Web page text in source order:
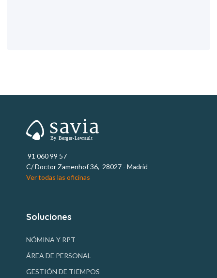
91 060 99 57
C/ Doctor Zamenhof 36, 28027 - Madrid
Ver todas las oficinas
Soluciones
NÓMINA Y RPT
ÁREA DE PERSONAL
GESTIÓN DE TIEMPOS